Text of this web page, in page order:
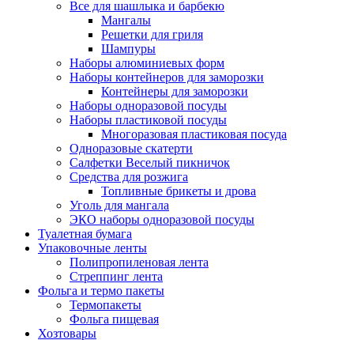
Все для шашлыка и барбекю
Мангалы
Решетки для гриля
Шампуры
Наборы алюминиевых форм
Наборы контейнеров для заморозки
Контейнеры для заморозки
Наборы одноразовой посуды
Наборы пластиковой посуды
Многоразовая пластиковая посуда
Одноразовые скатерти
Салфетки Веселый пикничок
Средства для розжига
Топливные брикеты и дрова
Уголь для мангала
ЭКО наборы одноразовой посуды
Туалетная бумага
Упаковочные ленты
Полипропиленовая лента
Стреппинг лента
Фольга и термо пакеты
Термопакеты
Фольга пищевая
Хозтовары